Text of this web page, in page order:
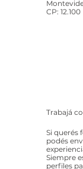
CP: 12.100
Trabajá
Si querés
podés
Siempre
perfiles